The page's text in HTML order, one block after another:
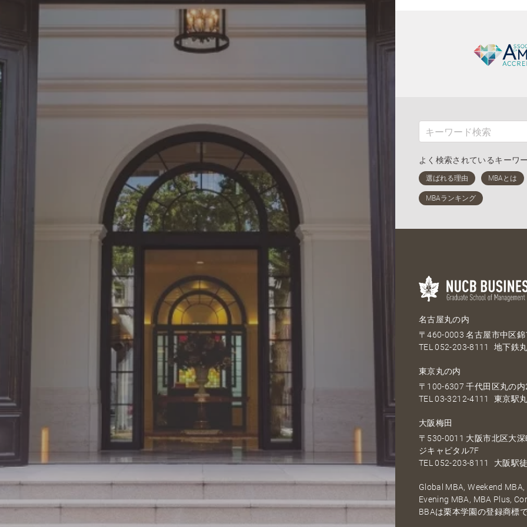
よく検索されているキーワ
名古屋丸の内
〒460-0003 名古屋市中区
TEL052-203-8111 地下鉄
東京丸の内
〒100-6307 千代田区丸の
TEL03-3212-4111 東京駅
大阪梅田
〒530-0011 大阪市北区大
ジキャピタル7F
TEL052-203-8111 大阪駅
Global MBA, Weekend
Evening MBA, MBA Plus,
BBAは栗本学園の登録商標